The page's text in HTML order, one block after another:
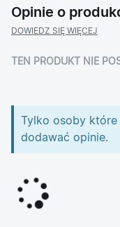
Opinie o
DOWIEDZ SIĘ WIĘCEJ
TEN PRODUKT NIE
Tylko osoby które
dodawać opinie.